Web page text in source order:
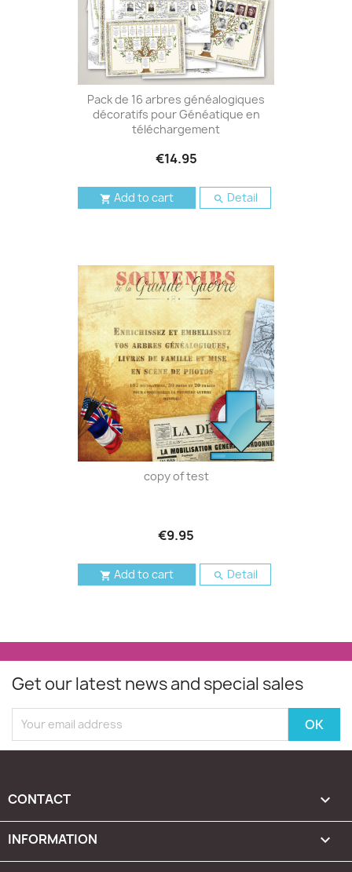
Pack de 16 arbres généalogiques
décoratifs pour Généatique en
téléchargement
€14.95
 Add to cart  Detail
copy of test
€9.95
 Add to cart  Detail
Get our latest news and special sales
CONTACT 
INFORMATION 